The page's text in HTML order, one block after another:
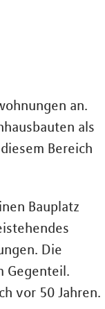
an.
als
Bereich
Bauplatz
Die
Gegenteil.
vor 50 Jahren.